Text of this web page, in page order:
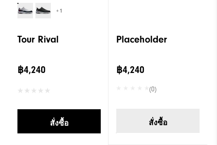
+1
Tour Rival
฿4,240
สั่งซื้อ
Placeholder
฿4,240
(0)
สั่งซื้อ